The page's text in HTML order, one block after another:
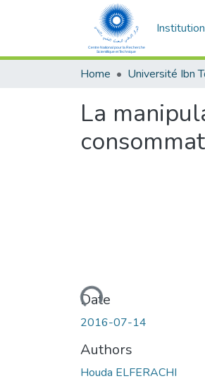
Home
La
Loading...
Date
2016-07-14
Authors
Houda ELFERACHI